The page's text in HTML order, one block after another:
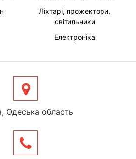
Ліхтарі, прожектори,
світильники
Електроніка
Одеська область